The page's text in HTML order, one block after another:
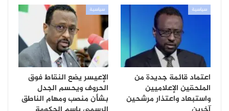
سياسية
اعتماد قائمة جديدة من
الملحقين الإعلاميين
واستبعاد واعتذار مرشحين
سياسية
الإعيسر يضع النقاط فوق
الحروف ويحسم الجدل
بشأن منصب ومهام الناطق